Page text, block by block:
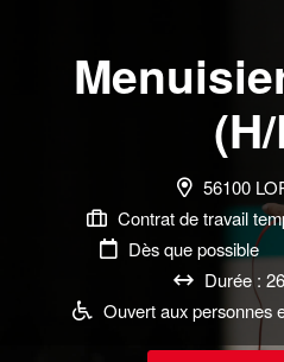
56100
Contrat de travail
Dès que possible
Durée :
Ouvert aux personnes